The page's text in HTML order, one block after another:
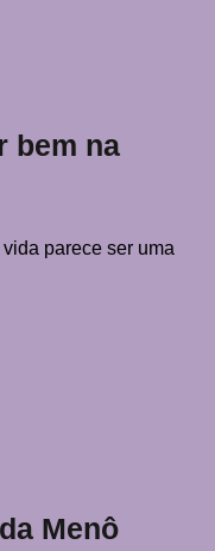
bem na
parece ser uma
Menô